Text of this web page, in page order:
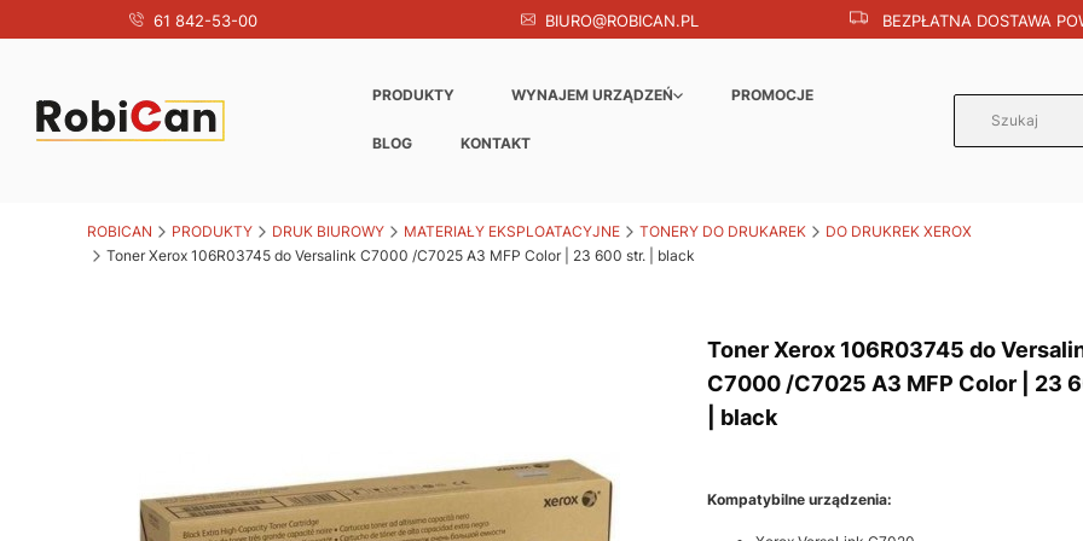
61 842-53-00 BIURO@ROBICAN.PL BEZPŁATNA DOSTAWA
PRODUKTY WYNAJEM URZĄDZEŃ PROMOCJE
BLOG KONTAKT
ROBICAN PRODUKTY DRUK BIUROWY MATERIAŁY EKSPLOATACYJNE TONERY DO DRUKAREK
DO DRUKREK XEROX
Toner Xerox 106R03745 do Versalink C7000 /C7025 A3 MFP Color | 23 600 str. | black
Toner Xerox 106R03745 do
C7000 /C7025 A3 MFP Color | 23
| black
Kompatybilne urządzenia: